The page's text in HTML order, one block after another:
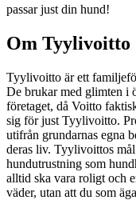
passar just din hund!
Om Tyylivoitto
Tyylivoitto är ett
De brukar med glimten i
företaget, då Voitto
sig för just Tyylivoitto.
utifrån grundarnas egna
deras liv. Tyylivoittos
hundutrustning som
alltid ska vara roligt och
väder, utan att du som